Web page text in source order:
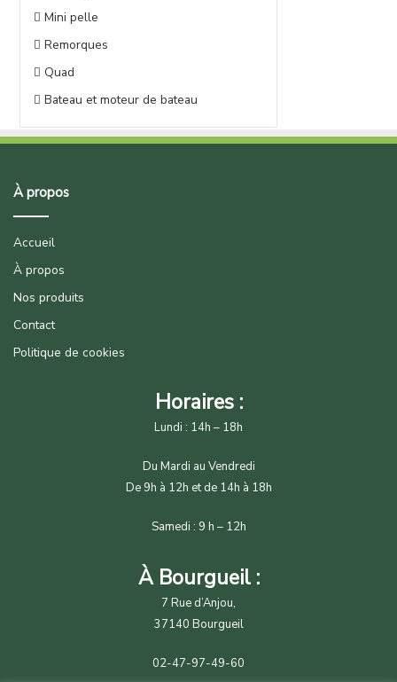
Mini pelle
Remorques
Quad
Bateau et moteur de bateau
À propos
Accueil
À propos
Nos produits
Contact
Politique de cookies
Horaires :
Lundi : 14h – 18h
Du Mardi au Vendredi
De 9h à 12h et de 14h à 18h
Samedi : 9 h – 12h
À Bourgueil :
7 Rue d’Anjou,
37140 Bourgueil
02-47-97-49-60